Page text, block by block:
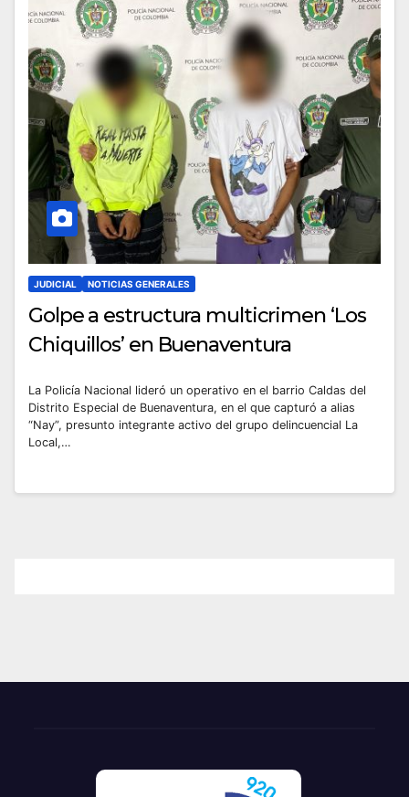
JUDICIAL NOTICIAS GENERALES
Golpe a estructura multicrimen ‘Los
Chiquillos’ en Buenaventura
La Policía Nacional lideró un operativo en el barrio Caldas del
Distrito Especial de Buenaventura, en el que capturó a alias
“Nay”, presunto integrante activo del grupo delincuencial La
Local,…